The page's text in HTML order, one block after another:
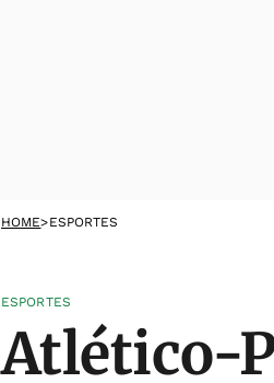
HOME>ESPORTES
ESPORTES
Atlético-